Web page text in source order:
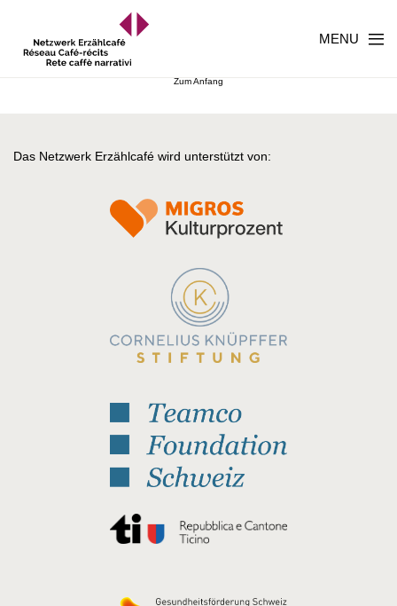
MENU
Zum Anfang
Das Netzwerk Erzählcafé wird unterstützt von: